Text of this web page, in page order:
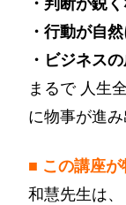
・行動が自
・ビジネス
まるで 人生
に物事が進み
■ この講座
和慧先生は、